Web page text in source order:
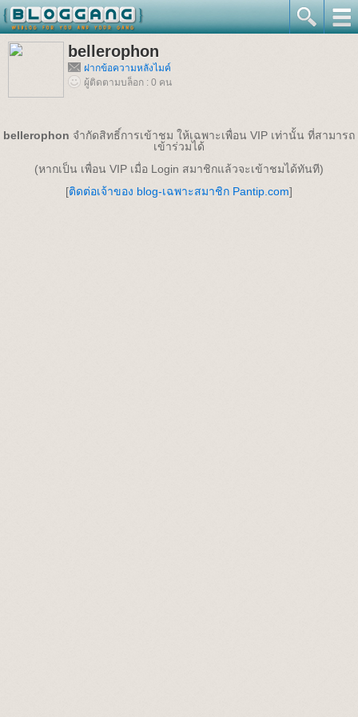
bellerophon
ฝากข้อความหลังไมค์
ผู้ติดตามบล็อก : 0 คน
bellerophon จำกัดสิทธิ์การเข้าชม ให้เฉพาะเพื่อน VIP เท่านั้น ที่สามารถ
เข้าร่วมได้
(หากเป็น เพื่อน VIP เมื่อ Login สมาชิกแล้วจะเข้าชมได้ทันที)
[ติดต่อเจ้าของ blog-เฉพาะสมาชิก Pantip.com]